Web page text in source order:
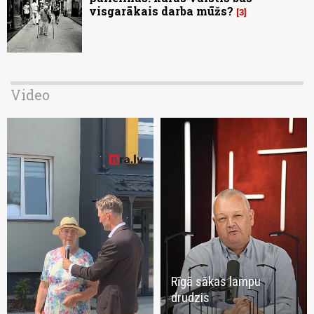
visgarākais darba mūžs? 3
Video
Rīgā sākas lampu
drudzis